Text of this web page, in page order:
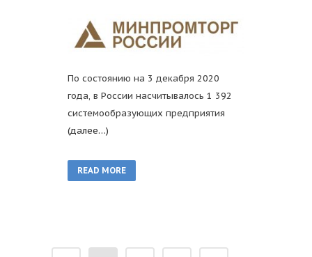
По состоянию на 3 декабря 2020
года, в России насчитывалось 1 392
системообразующих предприятия
(далее…)
READ MORE